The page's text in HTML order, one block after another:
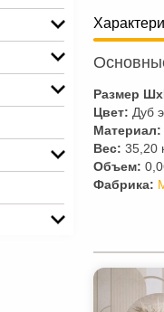
Размер
Цвет: Дуб
Материал:
Вес: 35,20
Объем:
Фабрика: